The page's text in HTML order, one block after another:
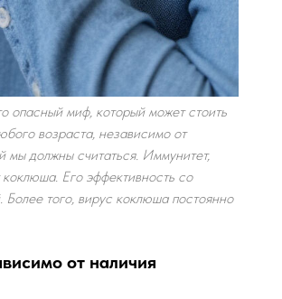
опасный миф, который может стоить
возраста, независимо от
мы должны считаться. Иммунитет,
Его эффективность со
того, вирус коклюша постоянно
от наличия